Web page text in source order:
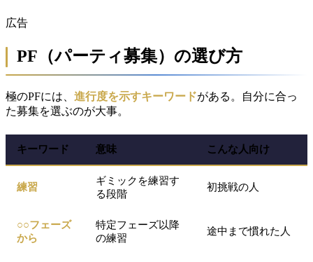
広告
PF（パーティ募集）の選び方
極のPFには、 進行度を示すキーワードがある。自分に合っ
た募集を選ぶのが大事。
キーワード 意味 こんな人向け
練習
ギミックを練習す
る段階
初挑戦の人
○○フェーズ
から
特定フェーズ以降
の練習
途中まで慣れた人